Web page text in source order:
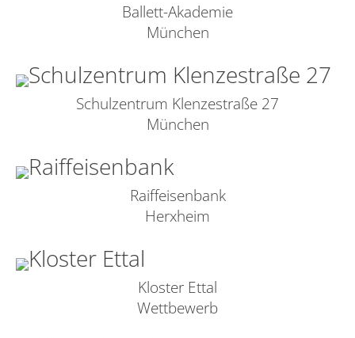
Ballett-Akademie
München
Schulzentrum Klenzestraße 27
München
Raiffeisenbank
Herxheim
Kloster Ettal
Wettbewerb